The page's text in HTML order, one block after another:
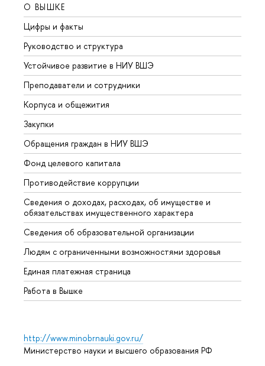
О ВЫШКЕ
Цифры и факты
Руководство и структура
Устойчивое развитие в НИУ ВШЭ
Преподаватели и сотрудники
Корпуса и общежития
Закупки
Обращения граждан в НИУ ВШЭ
Фонд целевого капитала
Противодействие коррупции
Сведения о доходах, расходах, об имуществе и
обязательствах имущественного характера
Сведения об образовательной организации
Людям с ограниченными возможностями здоровья
Единая платежная страница
Работа в Вышке
http://www.minobrnauki.gov.ru/
Министерство науки и высшего образования РФ